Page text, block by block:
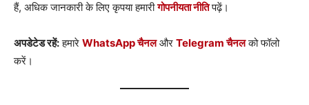
हैं, अधिक जानकारी के लिए कृपया हमारीगोपनीयता नीतिपढ़ें।
अपडेटेड रहें:हमारे WhatsApp चैनलऔर Telegram चैनलको फॉलो
करें।